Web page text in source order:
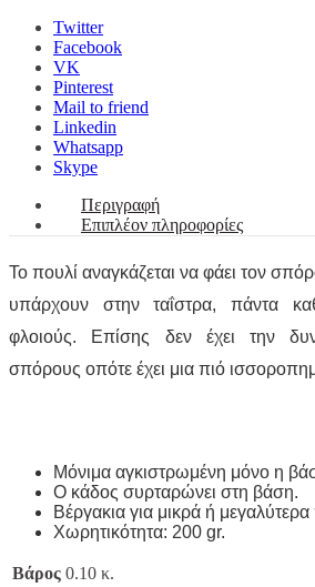
Twitter
Facebook
VK
Pinterest
Mail to friend
Linkedin
Whatsapp
Skype
Περιγραφή
Επιπλέον πληροφορίες
Το πουλί αναγκάζεται να φάει τον
υπάρχουν στην ταΐστρα, πάντα
φλοιούς. Επίσης δεν έχει την
σπόρους οπότε έχει μια πιό
Μόνιμα αγκιστρωμένη μόνο η
Ο κάδος συρταρώνει στη βάση.
Βέργακια για μικρά ή
Χωρητικότητα: 200 gr.
Βάρος 0.10 κ.